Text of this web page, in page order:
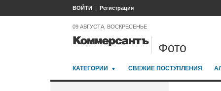
ВОЙТИ Регистрация
09 АВГУСТА, ВОСКРЕСЕНЬЕ
Фото
КАТЕГОРИИ СВЕЖИЕ ПОСТУПЛЕНИЯ